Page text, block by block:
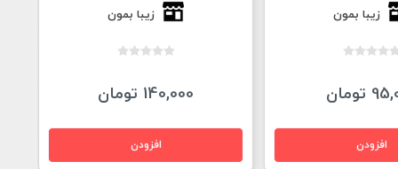
زیبا بمون
تومان
زیبا بمون
140,000 تومان